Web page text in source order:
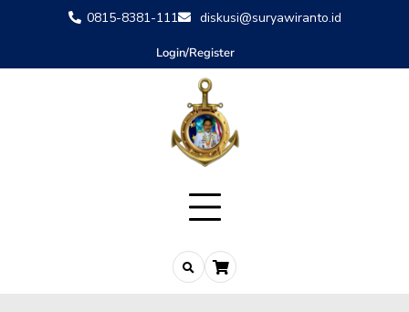
0815-8381-111 diskusi@suryawiranto.id
Login/Register